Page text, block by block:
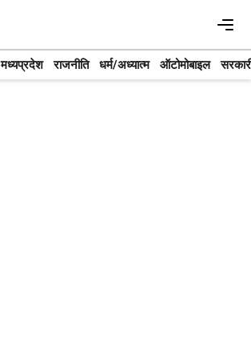
मध्यप्रदेश राजनीति धर्म/अध्यात्म ऑटोमोबाइल